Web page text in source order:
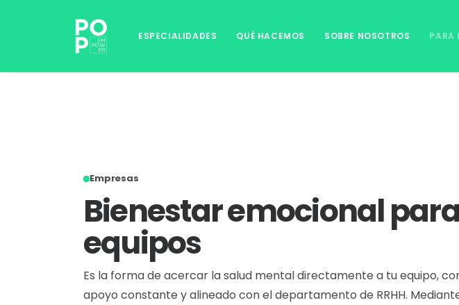
ESPECIALIDADES QUÉ HACEMOS SOBRE NOSOTROS PARA
Empresas
Bienestar emocional para
equipos
Es la forma de acercar la salud mental directamente a tu equipo,
apoyo constante y alineado con el departamento de RRHH.